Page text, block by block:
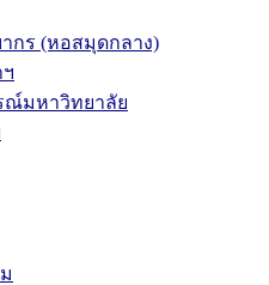
กร (หอสมุดกลาง)
ณ์มหาวิทยาลัย